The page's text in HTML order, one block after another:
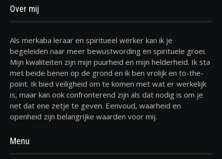
Over mij
Als merkaba leraar en spiritueel werker kan ik je
begeleiden naar meer bewustwording en spirituele groei.
Mijn kwaliteiten zijn mijn puurheid en mijn helderheid. Ik sta
met beide benen op de grond en ik ben vrolijk en to-the-
point. Ik bied veiligheid om te komen met wat er werkelijk
is, maar kan ook confronterend zijn als dat nodig is om je
net dat ene zetje te geven. Eenvoud, waarheid en
openheid zijn belangrijke waarden voor mij.
Menu